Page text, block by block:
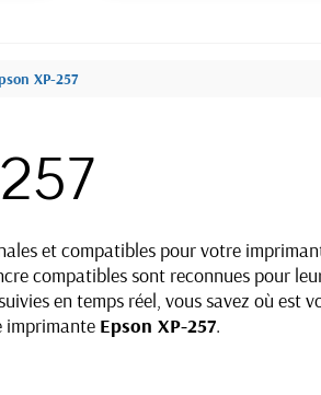
XP-257
et compatibles pour votre
compatibles sont reconnues pour
en temps réel, vous savez où est
imprimante Epson XP-257.